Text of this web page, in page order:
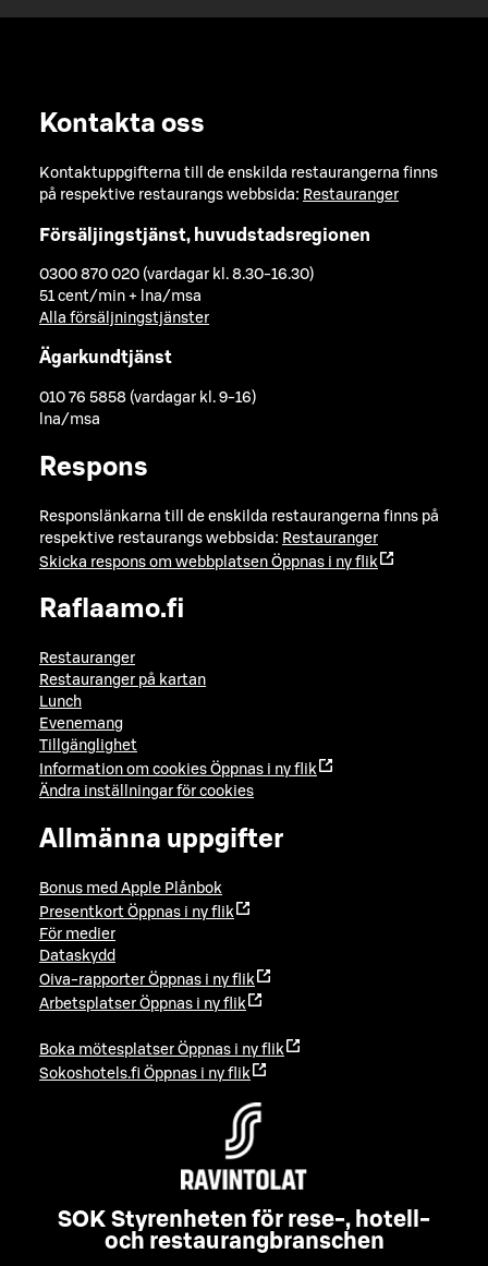
Kontakta oss
Kontaktuppgifterna till de enskilda restaurangerna finns
på respektive restaurangs webbsida: Restauranger
Försäljingstjänst, huvudstadsregionen
0300 870 020 (vardagar kl. 8.30-16.30)
51 cent/min + lna/msa
Alla försäljningstjänster
Ägarkundtjänst
010 76 5858 (vardagar kl. 9-16)
lna/msa
Respons
Responslänkarna till de enskilda restaurangerna finns på
respektive restaurangs webbsida: Restauranger
Skicka respons om webbplatsen Öppnas i ny flik
Raflaamo.fi
Restauranger
Restauranger på kartan
Lunch
Evenemang
Tillgänglighet
Information om cookies Öppnas i ny flik
Ändra inställningar för cookies
Allmänna uppgifter
Bonus med Apple Plånbok
Presentkort Öppnas i ny flik
För medier
Dataskydd
Oiva-rapporter Öppnas i ny flik
Arbetsplatser Öppnas i ny flik
Boka mötesplatser Öppnas i ny flik
Sokoshotels.fi Öppnas i ny flik
SOK Styrenheten för rese-, hotell-
och restaurangbranschen